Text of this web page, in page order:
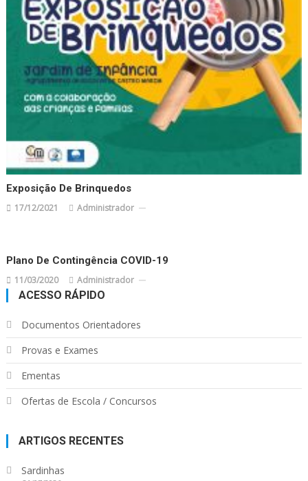
Exposição De Brinquedos
17/12/2021 Administrador
Plano De Contingência COVID-19
11/03/2020 Administrador
ACESSO RÁPIDO
Documentos Orientadores
Provas e Exames
Ementas
Ofertas de Escola / Concursos
ARTIGOS RECENTES
Sardinhas